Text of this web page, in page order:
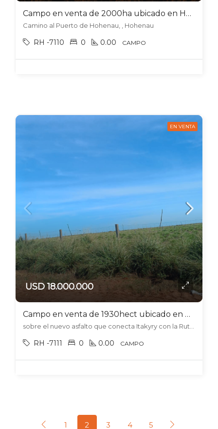
Campo en venta de 2000ha ubicado en Hohenau – Paraguay
Camino al Puerto de Hohenau, , Hohenau
RH -7110 0 0.00 CAMPO
EN VENTA
USD 18.000.000
Campo en venta de 1930hect ubicado en Curuguaty – Paraguay
RH -7111 0 0.00 CAMPO
1 2 3 4 5